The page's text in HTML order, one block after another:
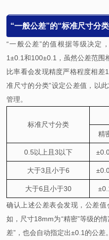
“一般公差”的“标准尺寸分
“一般公差”的值根据等级决定
1±0.1和100±0.1，虽然公差范围
比率看会发现精度严格程度相差
准尺寸的分类”设定公差值，以
管理。
标准尺寸分类
精
0.5以上且3以下
大于3且小于6
大于6且小于30
确认上述公差表会发现，公差
如，尺寸18mm为“精密”等级的
差”，也会自动指定出±0.1的公差。